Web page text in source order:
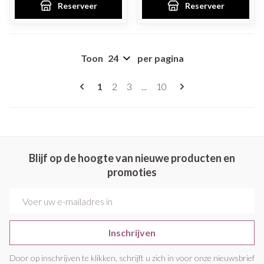
Reserveer Reserveer
Pagina's
U lees momenteel pagina
1 Pagina
2 Pagina
3 ... Pagina
10
Toon per pagina
Blijf op de hoogte van nieuwe producten en
promoties
Inschrijven
Door op inschrijven te klikken, schrijft u zich in voor onze nieuwsbrief